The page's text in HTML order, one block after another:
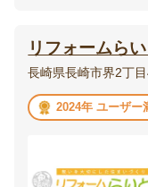
リフォームら
長崎県長崎市界2丁
2024年 ユーザー